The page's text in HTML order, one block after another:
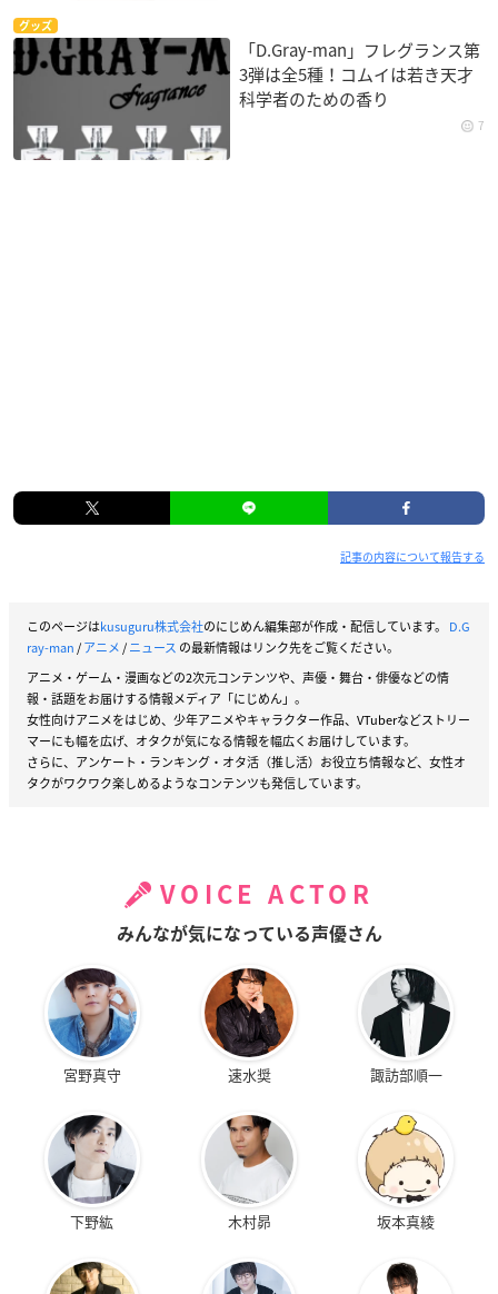
グッズ
「D.Gray-man」フレグランス第
3弾は全5種！コムイは若き天才
科学者のための香り
7
記事の内容について報告する
このページはkusuguru株式会社のにじめん編集部が作成・配信しています。 D.G
ray-man/アニメ/ニュース の最新情報はリンク先をご覧ください。
アニメ・ゲーム・漫画などの2次元コンテンツや、声優・舞台・俳優などの情
報・話題をお届けする情報メディア「にじめん」。
女性向けアニメをはじめ、少年アニメやキャラクター作品、VTuberなどストリー
マーにも幅を広げ、オタクが気になる情報を幅広くお届けしています。
さらに、アンケート・ランキング・オタ活（推し活）お役立ち情報など、女性オ
タクがワクワク楽しめるようなコンテンツも発信しています。
VOICE ACTOR
みんなが気になっている声優さん
宮野真守 速水奨 諏訪部順一
下野紘 木村昴 坂本真綾